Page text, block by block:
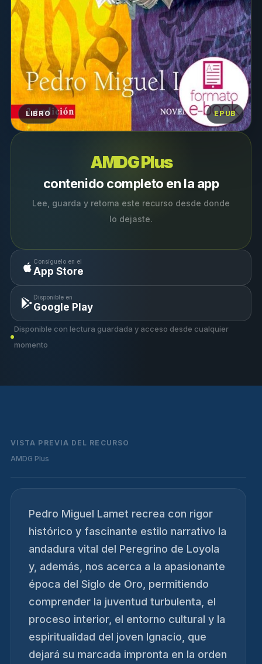
LIBRO EPUB
AMDG Plus
contenido completo en la app
Lee, guarda y retoma este recurso desde donde
lo dejaste.
Consíguelo en el
App Store
Disponible en
Google Play
Disponible con lectura guardada y acceso desde cualquier
momento
VISTA PREVIA DEL RECURSO
AMDG Plus
Pedro Miguel Lamet recrea con rigor
histórico y fascinante estilo narrativo la
andadura vital del Peregrino de Loyola
y, además, nos acerca a la apasionante
época del Siglo de Oro, permitiendo
comprender la juventud turbulenta, el
proceso interior, el entorno cultural y la
espiritualidad del joven Ignacio, que
dejará su marcada impronta en la orden